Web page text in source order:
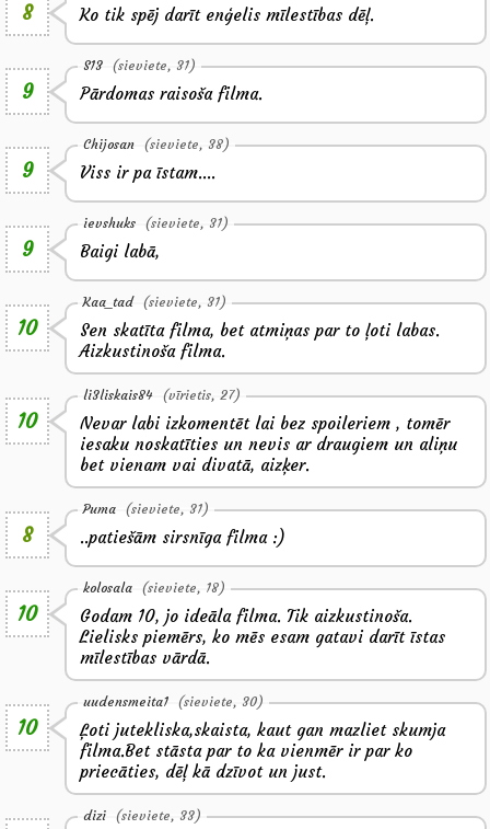
8 Ko tik spēj darīt enģelis mīlestības dēļ.
9
S13 (sieviete, 31)
Pārdomas raisoša filma.
9
Chijosan (sieviete, 38)
Viss ir pa īstam....
9
ievshuks (sieviete, 31)
Baigi labā,
10
Kaa_tad (sieviete, 31)
Sen skatīta filma, bet atmiņas par to ļoti labas.
Aizkustinoša filma.
10
li3liskais84 (vīrietis, 27)
Nevar labi izkomentēt lai bez spoileriem , tomēr
iesaku noskatīties un nevis ar draugiem un aliņu
bet vienam vai divatā, aizķer.
8
Puma (sieviete, 31)
..patiešām sirsnīga filma :)
10
kolosala (sieviete, 18)
Godam 10, jo ideāla filma. Tik aizkustinoša.
Lielisks piemērs, ko mēs esam gatavi darīt īstas
mīlestības vārdā.
10
uudensmeita1 (sieviete, 30)
Ļoti jutekliska,skaista, kaut gan mazliet skumja
filma.Bet stāsta par to ka vienmēr ir par ko
priecāties, dēļ kā dzīvot un just.
dizi (sieviete, 33)